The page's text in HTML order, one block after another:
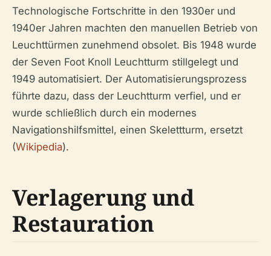
Technologische Fortschritte in den 1930er und
1940er Jahren machten den manuellen Betrieb von
Leuchttürmen zunehmend obsolet. Bis 1948 wurde
der Seven Foot Knoll Leuchtturm stillgelegt und
1949 automatisiert. Der Automatisierungsprozess
führte dazu, dass der Leuchtturm verfiel, und er
wurde schließlich durch ein modernes
Navigationshilfsmittel, einen Skelettturm, ersetzt
(Wikipedia).
Verlagerung und
Restauration